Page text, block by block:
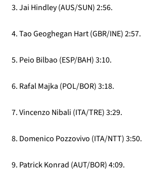
3. Jai Hindley (AUS/SUN) 2:56.
4. Tao Geoghegan Hart (GBR/INE) 2:57.
5. Peio Bilbao (ESP/BAH) 3:10.
6. Rafal Majka (POL/BOR) 3:18.
7. Vincenzo Nibali (ITA/TRE) 3:29.
8. Domenico Pozzovivo (ITA/NTT) 3:50.
9. Patrick Konrad (AUT/BOR) 4:09.